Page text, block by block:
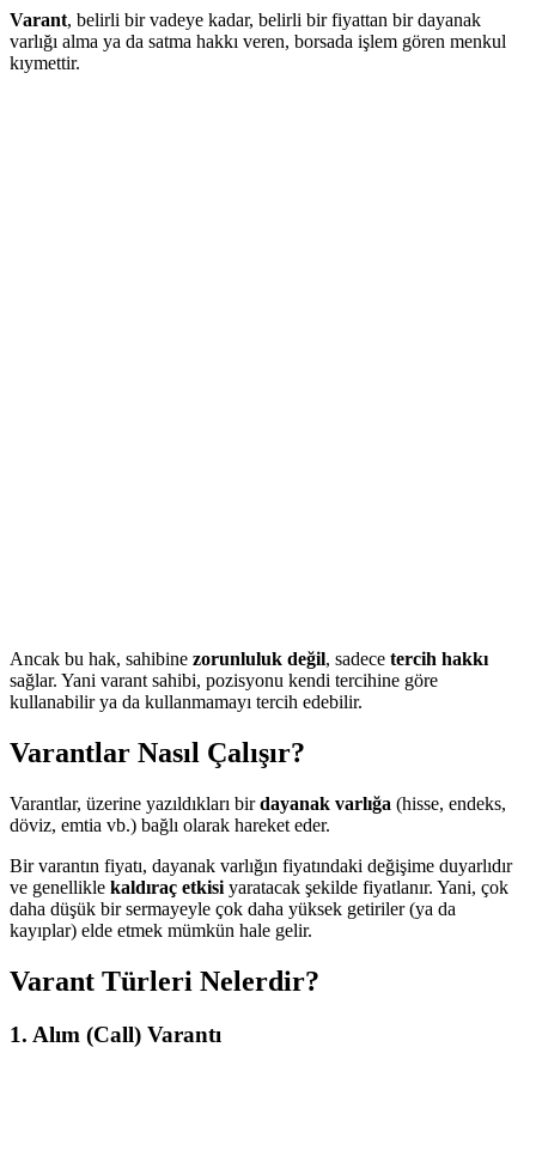
Varant, belirli bir vadeye kadar, belirli bir fiyattan bir dayanak
varlığı alma ya da satma hakkı veren, borsada işlem gören menkul
kıymettir.
Ancak bu hak, sahibine zorunluluk değil, sadece tercih hakkı
sağlar. Yani varant sahibi, pozisyonu kendi tercihine göre
kullanabilir ya da kullanmamayı tercih edebilir.
Varantlar Nasıl Çalışır?
Varantlar, üzerine yazıldıkları birdayanak varlığa (hisse, endeks,
döviz, emtia vb.) bağlı olarak hareket eder.
Bir varantın fiyatı, dayanak varlığın fiyatındaki değişime duyarlıdır
ve genellikle kaldıraç etkisi yaratacak şekilde fiyatlanır. Yani, çok
daha düşük bir sermayeyle çok daha yüksek getiriler (ya da
kayıplar) elde etmek mümkün hale gelir.
Varant Türleri Nelerdir?
1. Alım (Call) Varantı